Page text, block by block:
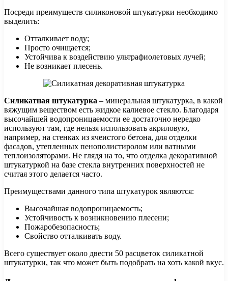
Посреди преимуществ силиконовой штукатурки необходимо
выделить:
Отталкивает воду;
Просто очищается;
Устойчива к воздействию ультрафиолетовых лучей;
Не возникает плесень.
Силикатная штукатурка – минеральная штукатурка, в какой
вяжущим веществом есть жидкое калиевое стекло. Благодаря
высочайшей водопроницаемости ее достаточно нередко
используют там, где нельзя использовать акриловую,
например, на стенках из ячеистого бетона, для отделки
фасадов, утепленных пенополистиролом или ватными
теплоизоляторами. Не глядя на то, что отделка декоративной
штукатуркой на базе стекла внутренних поверхностей не
считая этого делается часто.
Преимуществами данного типа штукатурок являются:
Высочайшая водопроницаемость;
Устойчивость к возникновению плесени;
Пожаробезопасность;
Свойство отталкивать воду.
Всего существует около двести 50 расцветок силикатной
штукатурки, так что может быть подобрать на хоть какой вкус.